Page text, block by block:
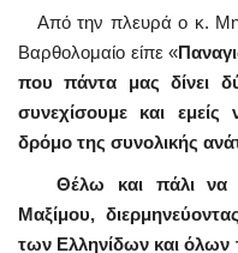
Από την πλευρά ο κ.
Βαρθολομαίο είπε «
που πάντα μας δίνει
συνεχίσουμε και
δρόμο της συνολικής
Θέλω και πάλι να
Μαξίμου,
των Ελληνίδων και